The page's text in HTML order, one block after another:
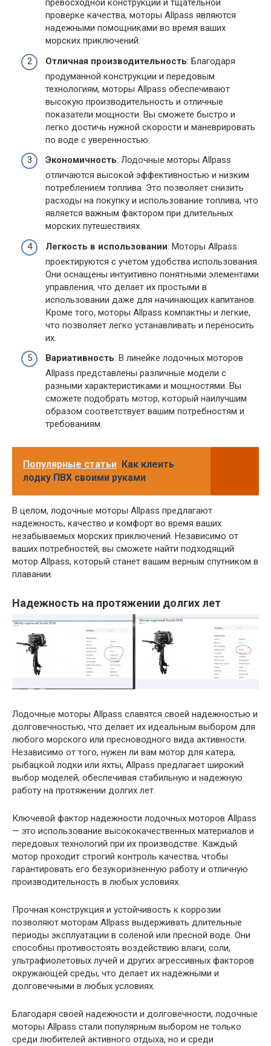
превосходной конструкции и тщательной
проверке качества, моторы Allpass являются
надежными помощниками во время ваших
морских приключений.
Отличная производительность: Благодаря
продуманной конструкции и передовым
технологиям, моторы Allpass обеспечивают
высокую производительность и отличные
показатели мощности. Вы сможете быстро и
легко достичь нужной скорости и маневрировать
по воде с уверенностью.
Экономичность: Лодочные моторы Allpass
отличаются высокой эффективностью и низким
потреблением топлива. Это позволяет снизить
расходы на покупку и использование топлива, что
является важным фактором при длительных
морских путешествиях.
Легкость в использовании: Моторы Allpass
проектируются с учетом удобства использования.
Они оснащены интуитивно понятными элементами
управления, что делает их простыми в
использовании даже для начинающих капитанов.
Кроме того, моторы Allpass компактны и легкие,
что позволяет легко устанавливать и переносить
их.
Вариативность: В линейке лодочных моторов
Allpass представлены различные модели с
разными характеристиками и мощностями. Вы
сможете подобрать мотор, который наилучшим
образом соответствует вашим потребностям и
требованиям.
Популярные статьи Как клеить
лодку ПВХ своими руками
В целом, лодочные моторы Allpass предлагают
надежность, качество и комфорт во время ваших
незабываемых морских приключений. Независимо от
ваших потребностей, вы сможете найти подходящий
мотор Allpass, который станет вашим верным спутником в
плавании.
Надежность на протяжении долгих лет
Лодочные моторы Allpass славятся своей надежностью и
долговечностью, что делает их идеальным выбором для
любого морского или пресноводного вида активности.
Независимо от того, нужен ли вам мотор для катера,
рыбацкой лодки или яхты, Allpass предлагает широкий
выбор моделей, обеспечивая стабильную и надежную
работу на протяжении долгих лет.
Ключевой фактор надежности лодочных моторов Allpass
— это использование высококачественных материалов и
передовых технологий при их производстве. Каждый
мотор проходит строгий контроль качества, чтобы
гарантировать его безукоризненную работу и отличную
производительность в любых условиях.
Прочная конструкция и устойчивость к коррозии
позволяют моторам Allpass выдерживать длительные
периоды эксплуатации в соленой или пресной воде. Они
способны противостоять воздействию влаги, соли,
ультрафиолетовых лучей и других агрессивных факторов
окружающей среды, что делает их надежными и
долговечными в любых условиях.
Благодаря своей надежности и долговечности, лодочные
моторы Allpass стали популярным выбором не только
среди любителей активного отдыха, но и среди